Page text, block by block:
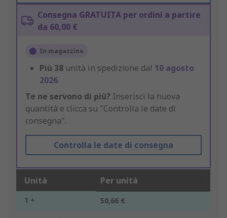
Consegna GRATUITA per ordini a partire
da 60,00 €
In magazzino
Più 38 unità in spedizione dal 10 agosto
2026
Te ne servono di più? Inserisci la nuova
quantità e clicca su "Controlla le date di
consegna".
Controlla le date di consegna
Unità Per unità
1 + 50,66 €